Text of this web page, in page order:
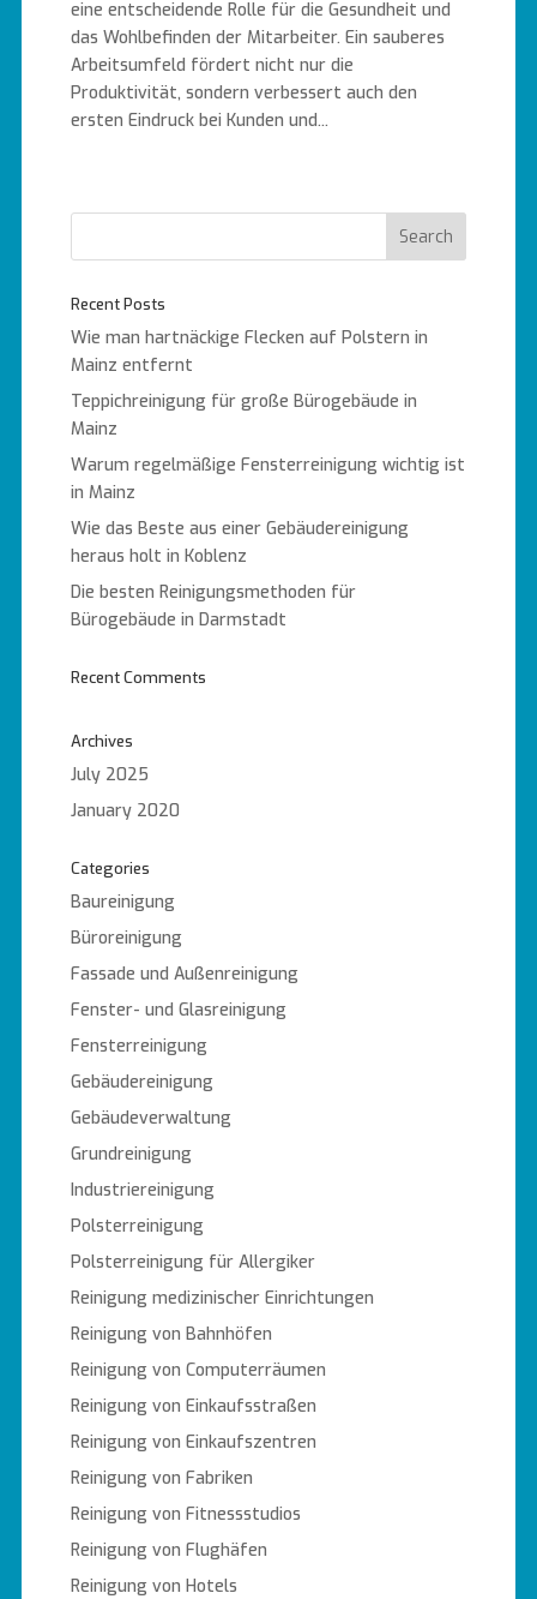
eine entscheidende Rolle für die Gesundheit und
das Wohlbefinden der Mitarbeiter. Ein sauberes
Arbeitsumfeld fördert nicht nur die
Produktivität, sondern verbessert auch den
ersten Eindruck bei Kunden und...
Recent Posts
Wie man hartnäckige Flecken auf Polstern in
Mainz entfernt
Teppichreinigung für große Bürogebäude in
Mainz
Warum regelmäßige Fensterreinigung wichtig ist
in Mainz
Wie das Beste aus einer Gebäudereinigung
heraus holt in Koblenz
Die besten Reinigungsmethoden für
Bürogebäude in Darmstadt
Recent Comments
Archives
July 2025
January 2020
Categories
Baureinigung
Büroreinigung
Fassade und Außenreinigung
Fenster- und Glasreinigung
Fensterreinigung
Gebäudereinigung
Gebäudeverwaltung
Grundreinigung
Industriereinigung
Polsterreinigung
Polsterreinigung für Allergiker
Reinigung medizinischer Einrichtungen
Reinigung von Bahnhöfen
Reinigung von Computerräumen
Reinigung von Einkaufsstraßen
Reinigung von Einkaufszentren
Reinigung von Fabriken
Reinigung von Fitnessstudios
Reinigung von Flughäfen
Reinigung von Hotels